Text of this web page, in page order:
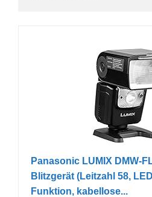
Panasonic LUMIX DMW-
Blitzgerät (Leitzahl 58,
Funktion, kabellose...